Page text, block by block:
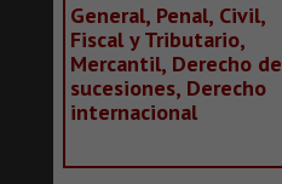
General, Penal, Civil,
Fiscal y Tributario,
Mercantil, Derecho de
sucesiones, Derecho
internacional